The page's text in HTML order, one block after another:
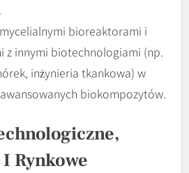
bioreaktorami i
z innymi biotechnologiami (np.
inżynieria tkankowa) w
biokompozytów.
Rynkowe